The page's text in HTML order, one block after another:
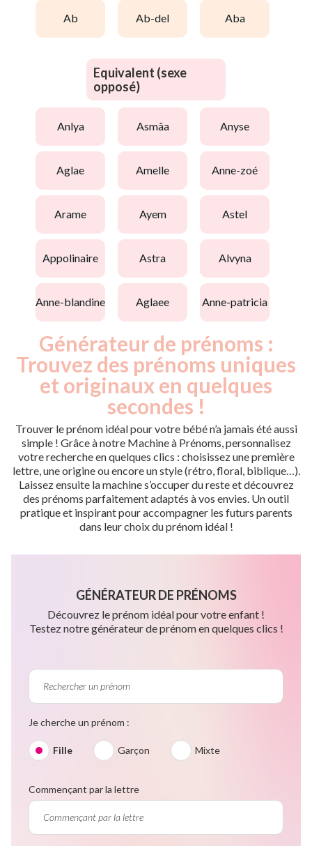
ab ab-del aba
Equivalent (sexe
opposé)
anlya asmâa anyse
aglae amelle anne-zoé
arame ayem astel
appolinaire astra alvyna
anne-blandine aglaee anne-patricia
Générateur de prénoms :
Trouvez des prénoms uniques
et originaux en quelques
secondes !
Trouver le prénom idéal pour votre bébé n’a jamais été aussi
simple ! Grâce à notre Machine à Prénoms, personnalisez
votre recherche en quelques clics : choisissez une première
lettre, une origine ou encore un style (rétro, floral, biblique…).
Laissez ensuite la machine s’occuper du reste et découvrez
des prénoms parfaitement adaptés à vos envies. Un outil
pratique et inspirant pour accompagner les futurs parents
dans leur choix du prénom idéal !
GÉNÉRATEUR DE PRÉNOMS
Découvrez le prénom idéal pour votre enfant !
Testez notre générateur de prénom en quelques clics !
Je cherche un prénom :
Fille Garçon Mixte
Commençant par la lettre